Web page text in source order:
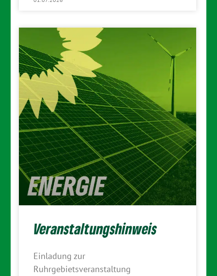
Veranstaltungshinweis
Einladung zur
Ruhrgebietsveranstaltung